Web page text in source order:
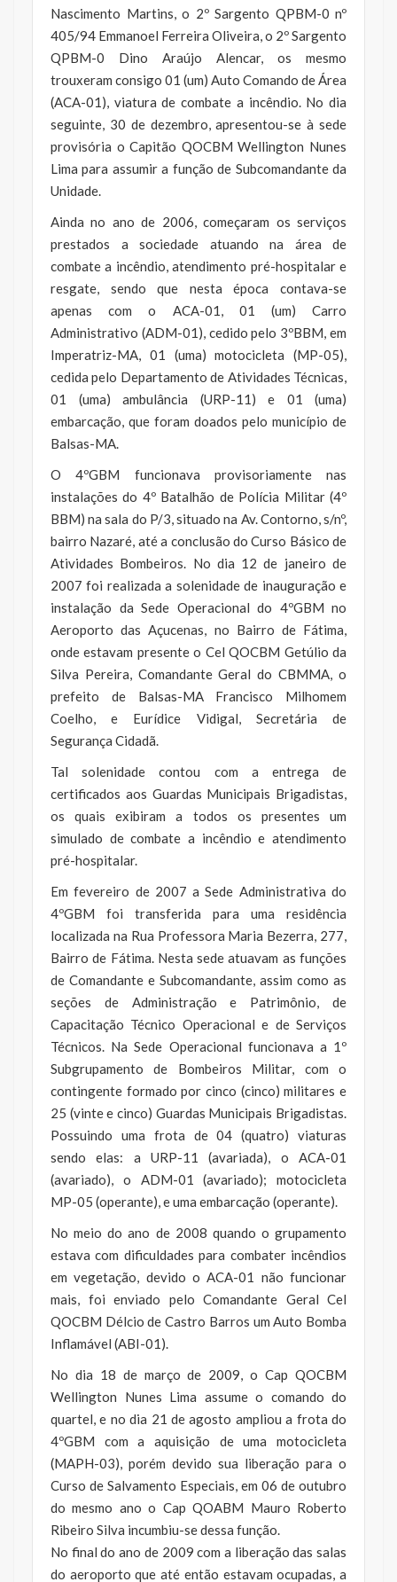
Nascimento Martins, o 2º Sargento QPBM-0 nº
405/94 Emmanoel Ferreira Oliveira, o 2º Sargento
QPBM-0 Dino Araújo Alencar, os mesmo
trouxeram consigo 01 (um) Auto Comando de Área
(ACA-01), viatura de combate a incêndio. No dia
seguinte, 30 de dezembro, apresentou-se à sede
provisória o Capitão QOCBM Wellington Nunes
Lima para assumir a função de Subcomandante da
Unidade.
Ainda no ano de 2006, começaram os serviços
prestados a sociedade atuando na área de
combate a incêndio, atendimento pré-hospitalar e
resgate, sendo que nesta época contava-se
apenas com o ACA-01, 01 (um) Carro
Administrativo (ADM-01), cedido pelo 3ºBBM, em
Imperatriz-MA, 01 (uma) motocicleta (MP-05),
cedida pelo Departamento de Atividades Técnicas,
01 (uma) ambulância (URP-11) e 01 (uma)
embarcação, que foram doados pelo município de
Balsas-MA.
O 4ºGBM funcionava provisoriamente nas
instalações do 4º Batalhão de Polícia Militar (4º
BBM) na sala do P/3, situado na Av. Contorno, s/nº,
bairro Nazaré, até a conclusão do Curso Básico de
Atividades Bombeiros. No dia 12 de janeiro de
2007 foi realizada a solenidade de inauguração e
instalação da Sede Operacional do 4ºGBM no
Aeroporto das Açucenas, no Bairro de Fátima,
onde estavam presente o Cel QOCBM Getúlio da
Silva Pereira, Comandante Geral do CBMMA, o
prefeito de Balsas-MA Francisco Milhomem
Coelho, e Eurídice Vidigal, Secretária de
Segurança Cidadã.
Tal solenidade contou com a entrega de
certificados aos Guardas Municipais Brigadistas,
os quais exibiram a todos os presentes um
simulado de combate a incêndio e atendimento
pré-hospitalar.
Em fevereiro de 2007 a Sede Administrativa do
4ºGBM foi transferida para uma residência
localizada na Rua Professora Maria Bezerra, 277,
Bairro de Fátima. Nesta sede atuavam as funções
de Comandante e Subcomandante, assim como as
seções de Administração e Patrimônio, de
Capacitação Técnico Operacional e de Serviços
Técnicos. Na Sede Operacional funcionava a 1º
Subgrupamento de Bombeiros Militar, com o
contingente formado por cinco (cinco) militares e
25 (vinte e cinco) Guardas Municipais Brigadistas.
Possuindo uma frota de 04 (quatro) viaturas
sendo elas: a URP-11 (avariada), o ACA-01
(avariado), o ADM-01 (avariado); motocicleta
MP-05 (operante), e uma embarcação (operante).
No meio do ano de 2008 quando o grupamento
estava com dificuldades para combater incêndios
em vegetação, devido o ACA-01 não funcionar
mais, foi enviado pelo Comandante Geral Cel
QOCBM Délcio de Castro Barros um Auto Bomba
Inflamável (ABI-01).
No dia 18 de março de 2009, o Cap QOCBM
Wellington Nunes Lima assume o comando do
quartel, e no dia 21 de agosto ampliou a frota do
4ºGBM com a aquisição de uma motocicleta
(MAPH-03), porém devido sua liberação para o
Curso de Salvamento Especiais, em 06 de outubro
do mesmo ano o Cap QOABM Mauro Roberto
Ribeiro Silva incumbiu-se dessa função.
No final do ano de 2009 com a liberação das salas
do aeroporto que até então estavam ocupadas, a